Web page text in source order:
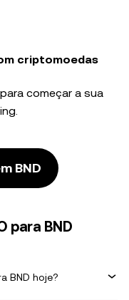
criptomoedas
começar a sua
BND
para BND
BND hoje?